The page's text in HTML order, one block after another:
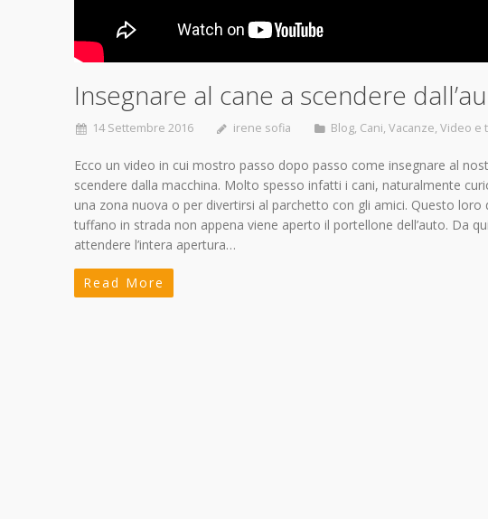
Insegnare al cane a scendere
14 Settembre 2016 irene sofia Blog, Cani, Vacanze, Video e
Ecco un video in cui mostro passo dopo passo come insegnare al
scendere dalla macchina. Molto spesso infatti i cani, naturalmente
una zona nuova o per divertirsi al parchetto con gli amici. Questo
tuffano in strada non appena viene aperto il portellone dell’auto. Da
attendere l’intera apertura…
Read More